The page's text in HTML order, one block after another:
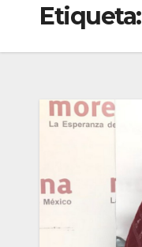
Etiqueta: